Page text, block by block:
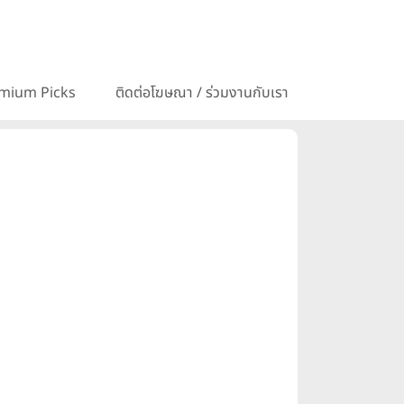
Picks ติดต่อโฆษณา / ร่วมงานกับเรา